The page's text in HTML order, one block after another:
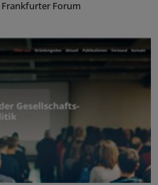
Frankfurter Forum